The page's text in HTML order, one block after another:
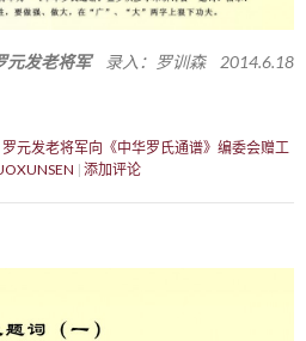
元发老将军录入：罗训森 2014.6.18
元发老将军向《中华罗氏通谱》编委会赠工
添加评论